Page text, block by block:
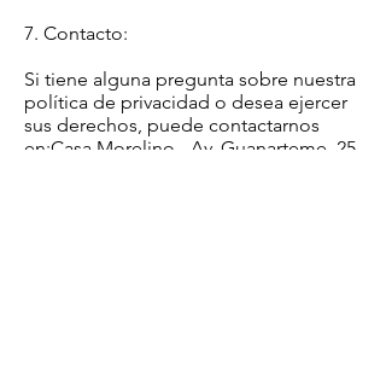
7. Contacto:
Si tiene alguna pregunta sobre nuestra
política de privacidad o desea ejercer
sus derechos, puede contactarnos
en:Casa Morelino -
Av. Guanarteme, 25,